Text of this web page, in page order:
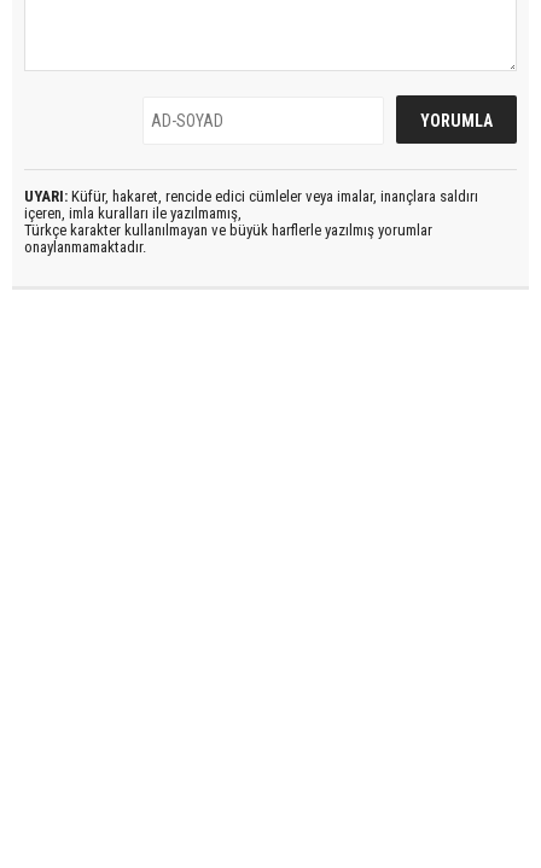
UYARI: Küfür, hakaret, rencide edici cümleler veya imalar, inançlara saldırı
içeren, imla kuralları ile yazılmamış,
Türkçe karakter kullanılmayan ve büyük harflerle yazılmış yorumlar
onaylanmamaktadır.